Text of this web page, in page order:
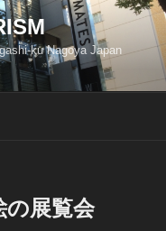
ku Nagoya Japan
の展覧会